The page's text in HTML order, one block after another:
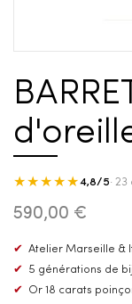
★★★★★4,8/5·
590,00 €
✔ Atelier Marseille &
✔
5 générations de
✔
Or 18 carats